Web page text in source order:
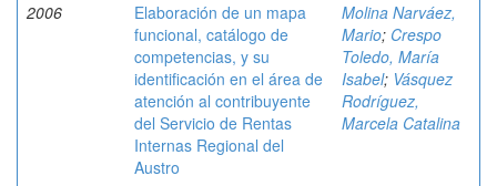
2006
Elaboración de un mapa
funcional, catálogo de
competencias, y su
identificación en el área de
atención al contribuyente
del Servicio de Rentas
Internas Regional del
Austro
Molina Narváez,
Mario; Crespo
Toledo, María
Isabel; Vásquez
Rodríguez,
Marcela Catalina